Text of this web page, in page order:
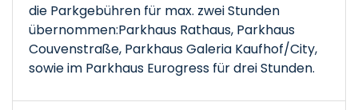
die Parkgebühren für max. zwei Stunden
übernommen:Parkhaus Rathaus, Parkhaus
Couvenstraße, Parkhaus Galeria Kaufhof/City,
sowie im Parkhaus Eurogress für drei Stunden.